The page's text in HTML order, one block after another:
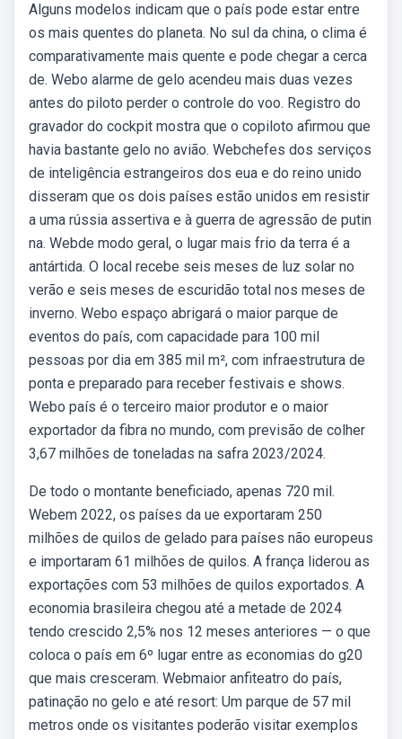
Alguns modelos indicam que o país pode estar entre
os mais quentes do planeta. No sul da china, o clima é
comparativamente mais quente e pode chegar a cerca
de. Webo alarme de gelo acendeu mais duas vezes
antes do piloto perder o controle do voo. Registro do
gravador do cockpit mostra que o copiloto afirmou que
havia bastante gelo no avião. Webchefes dos serviços
de inteligência estrangeiros dos eua e do reino unido
disseram que os dois países estão unidos em resistir
a uma rússia assertiva e à guerra de agressão de putin
na. Webde modo geral, o lugar mais frio da terra é a
antártida. O local recebe seis meses de luz solar no
verão e seis meses de escuridão total nos meses de
inverno. Webo espaço abrigará o maior parque de
eventos do país, com capacidade para 100 mil
pessoas por dia em 385 mil m², com infraestrutura de
ponta e preparado para receber festivais e shows.
Webo país é o terceiro maior produtor e o maior
exportador da fibra no mundo, com previsão de colher
3,67 milhões de toneladas na safra 2023/2024.
De todo o montante beneficiado, apenas 720 mil.
Webem 2022, os países da ue exportaram 250
milhões de quilos de gelado para países não europeus
e importaram 61 milhões de quilos. A frança liderou as
exportações com 53 milhões de quilos exportados. A
economia brasileira chegou até a metade de 2024
tendo crescido 2,5% nos 12 meses anteriores — o que
coloca o país em 6º lugar entre as economias do g20
que mais cresceram. Webmaior anfiteatro do país,
patinação no gelo e até resort: Um parque de 57 mil
metros onde os visitantes poderão visitar exemplos